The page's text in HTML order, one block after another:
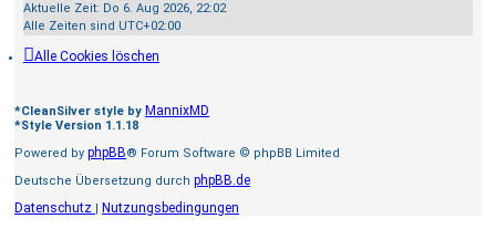
Aktuelle Zeit: Do 6. Aug 2026, 22:02
Alle Zeiten sind UTC+02:00
Alle Cookies löschen
*CleanSilver style by MannixMD
*Style Version 1.1.18
Powered by phpBB® Forum Software © phpBB Limited
Deutsche Übersetzung durch phpBB.de
Datenschutz
Nutzungsbedingungen